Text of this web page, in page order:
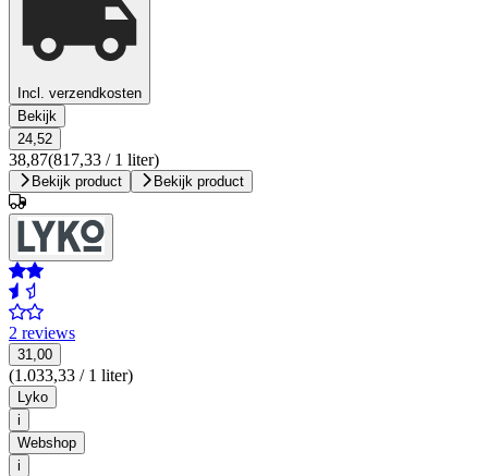
Incl. verzendkosten
Bekijk
24,52
38,87(817,33 / 1 liter)
Bekijk product Bekijk product
2 reviews
31,00
(1.033,33 / 1 liter)
Lyko
i
Webshop
i